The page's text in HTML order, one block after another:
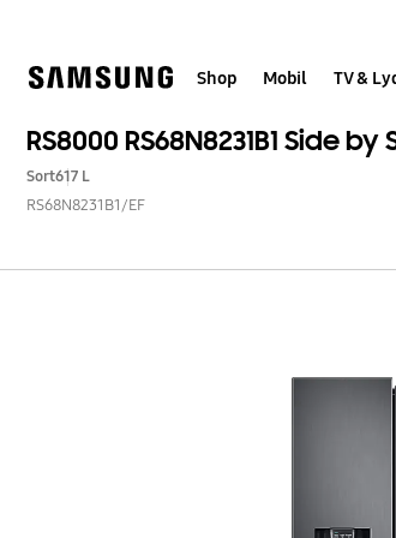
Shop Mobil TV &
RS8000 RS68N8231B1 Side by
Sort617 L
RS68N8231B1/EF